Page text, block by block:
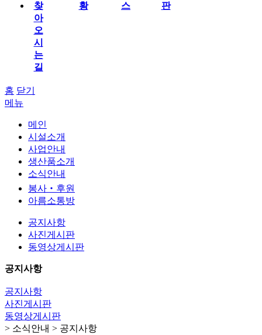
찾
아
오
시
는
길
황
스
판
홈 닫기
메뉴
메인
시설소개
사업안내
생산품소개
소식안내
봉사‧후원
아름소통방
공지사항
사진게시판
동영상게시판
공지사항
공지사항
사진게시판
동영상게시판
> 소식안내 > 공지사항